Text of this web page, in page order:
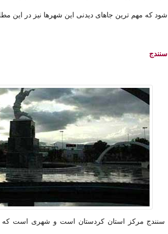
شود که مهم ترین جاهای دیدنی این شهرها نیز در این
سنندج
سنندج مرکز استان کردستان است و شهری است